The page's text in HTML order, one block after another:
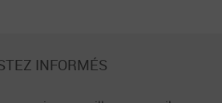
INFORMÉS